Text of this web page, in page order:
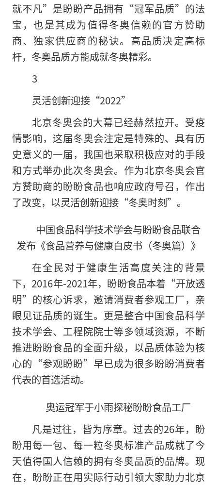
就不凡”是盼盼产品拥有“冠军品质”的法
宝，也是其成为值得冬奥信赖的官方赞助
商、独家供应商的秘诀。高品质决定高标
杆，冬奥品质方能成就冬奥精彩。
3
灵活创新迎接“2022”
北京冬奥会的大幕已经赫然拉开。受疫
情影响，这届冬奥会注定是特殊的、具有历
史意义的一届，我国也采取积极应对的手段
和方式举办此次冬奥会。作为北京冬奥会官
方赞助商的盼盼食品也响应政府号召，作出
了改变，以灵活创新迎接“冬奥时刻”。
中国食品科学技术学会与盼盼食品联合
发布《食品营养与健康白皮书（冬奥篇）》
在全民对于健康生活高度关注的背景
下，2016年-2021年，盼盼食品本着“开放透
明”的核心诉求，邀请消费者参观工厂，亲
眼见证品质的诞生。更是整合中国食品科学
技术学会、工程院院士等多领域资源，不断
推进盼盼食品的全面升级，以品质体验为核
心的“参观盼盼”早已成为很多盼盼消费者
代表的首选活动。
奥运冠军于小雨探秘盼盼食品工厂
凡是过往，皆为序章。过去的26年，盼
盼用每一包、每一粒冬奥标准产品成就了今
天值得国人信赖的拥有冬奥品质的品牌。现
在，盼盼正在用实际行动引领大家助力北京